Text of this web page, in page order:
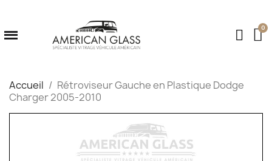
Accueil
Rétroviseur Gauche en Plastique Dodge
Charger 2005-2010